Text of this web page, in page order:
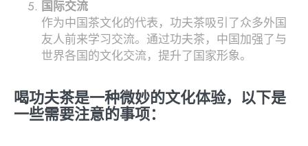
国际交流
作为中国茶文化的代表，功夫茶吸引了众多外国
友人前来学习交流。通过功夫茶，中国加强了与
世界各国的文化交流，提升了国家形象。
喝功夫茶是一种微妙的文化体验，以下是
一些需要注意的事项：